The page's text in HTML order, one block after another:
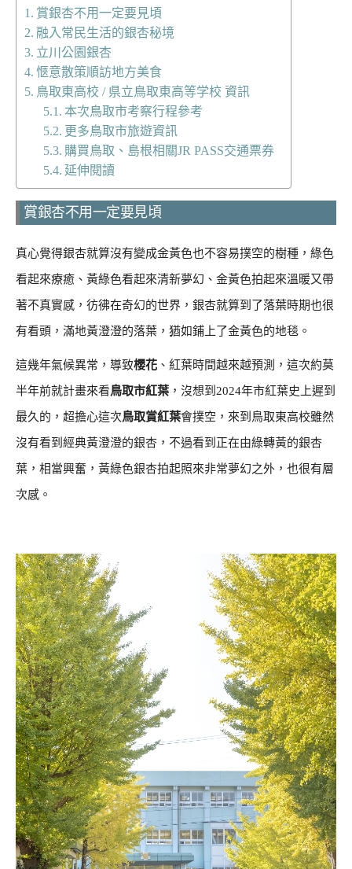
賞銀杏不用一定要見頃
融入常民生活的銀杏秘境
立川公園銀杏
愜意散策順訪地方美食
鳥取東高校 / 県立鳥取東高等学校 資訊
本次鳥取市考察行程參考
更多鳥取市旅遊資訊
購買鳥取、島根相關JR PASS交通票券
延伸閱讀
賞銀杏不用一定要見頃
真心覺得銀杏就算沒有變成金黃色也不容易撲空的樹種，綠色
看起來療癒、黃綠色看起來清新夢幻、金黃色拍起來溫暖又帶
著不真實感，彷彿在奇幻的世界，銀杏就算到了落葉時期也很
有看頭，滿地黃澄澄的落葉，猶如鋪上了金黃色的地毯。
這幾年氣候異常，導致櫻花 、紅葉時間越來越預測，這次約莫
半年前就計畫來看鳥取市紅葉 ，沒想到2024年市紅葉史上遲到
最久的，超擔心這次鳥取賞紅葉會撲空，來到鳥取東高校雖然
沒有看到經典黃澄澄的銀杏，不過看到正在由綠轉黃的銀杏
葉，相當興奮，黃綠色銀杏拍起照來非常夢幻之外，也很有層
次感。